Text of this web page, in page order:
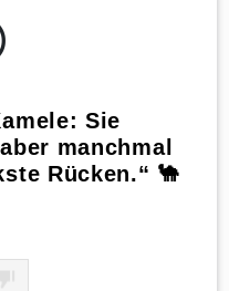
Sie
manchmal
Rücken.“ 🐪